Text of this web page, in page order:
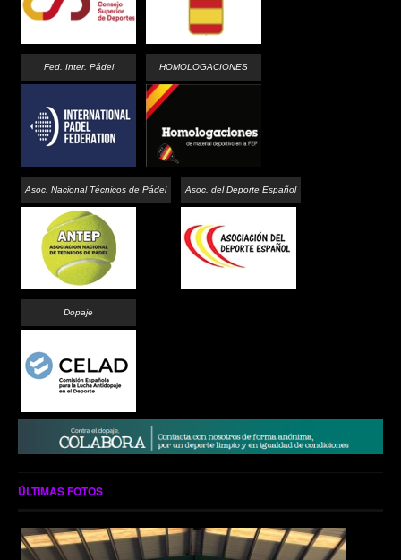
Fed. Inter. Pádel HOMOLOGACIONES
Asoc. Nacional Técnicos de Pádel Asoc. del Deporte Español
Dopaje
ÚLTIMAS FOTOS